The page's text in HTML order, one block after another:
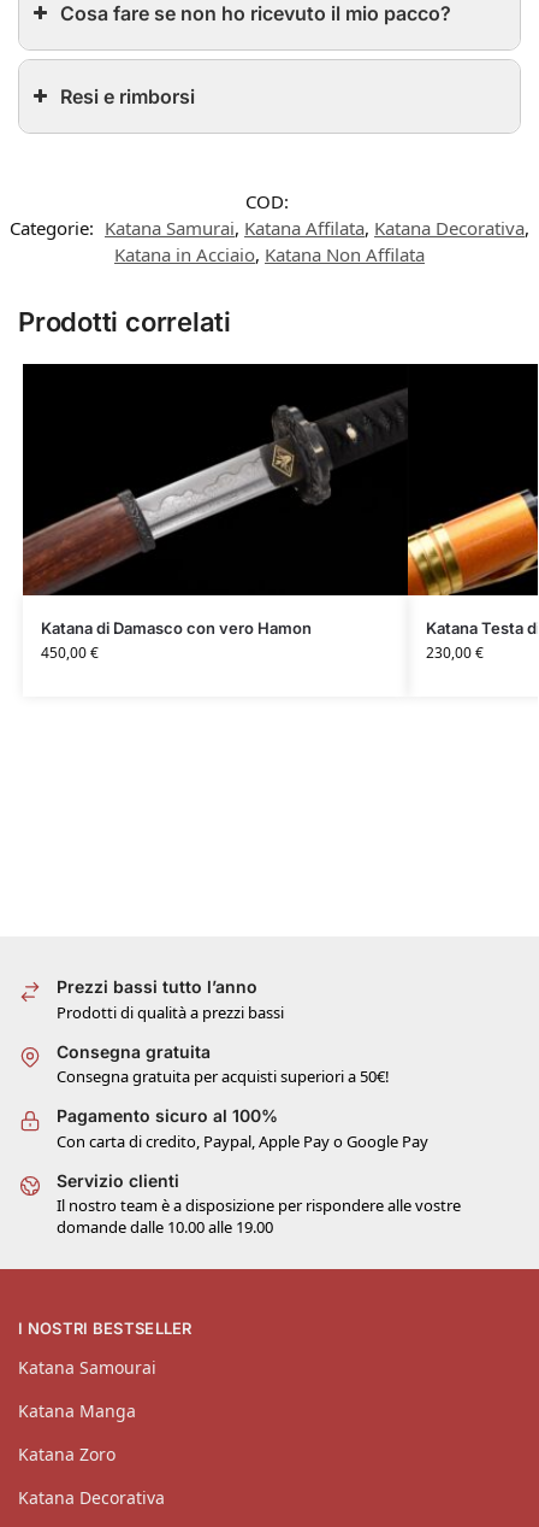
Cosa fare se non ho ricevuto il mio pacco?
Resi e rimborsi
COD:
Categorie: Katana Samurai, Katana Affilata, Katana Decorativa,
Katana in Acciaio, Katana Non Affilata
Prodotti correlati
Katana di Damasco con vero Hamon
450,00€
Katana Testa
230,00€
Prezzi bassi tutto l’anno
Prodotti di qualità a prezzi bassi
Consegna gratuita
Consegna gratuita per acquisti superiori a 50€!
Pagamento sicuro al 100%
Con carta di credito, Paypal, Apple Pay o Google Pay
Servizio clienti
Il nostro team è a disposizione per rispondere alle vostre
domande dalle 10.00 alle 19.00
I NOSTRI BESTSELLER
Katana Samourai
Katana Manga
Katana Zoro
Katana Decorativa